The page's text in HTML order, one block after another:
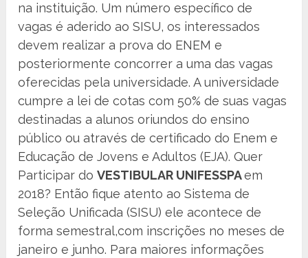
na instituição. Um número específico de
vagas é aderido ao SISU, os interessados
devem realizar a prova do ENEM e
posteriormente concorrer a uma das vagas
oferecidas pela universidade. A universidade
cumpre a lei de cotas com 50% de suas vagas
destinadas a alunos oriundos do ensino
público ou através de certificado do Enem e
Educação de Jovens e Adultos (EJA). Quer
Participar doVESTIBULAR UNIFESSPAem
2018? Então fique atento ao Sistema de
Seleção Unificada (SISU) ele acontece de
forma semestral,com inscrições no meses de
janeiro e junho. Para maiores informações